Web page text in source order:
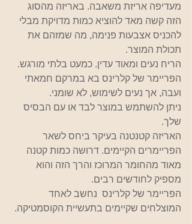
מעדיפה אריזת משאבה. באריזה מהסוג
הזה קשה מאד להוציא כמות מדויקת מבלי
להכניס אצבעות פנימה, מה שמזהם את
תכולת המוצר.
הריח נעים ומאוד עדין. כמעט בלתי מורגש.
הפריימר של קלרינס בא במרקם חמאתי
ועבה, אך נעים לשימוש, לא שומני.
ניתן להשתמש במוצר לבד או עם הבסיס
שלך.
האריזה קטנטנה בעיקר ביחס לשאר
הפריימרים הקיימים. דרושה כמות קטנה
מאוד מהחומר המרוכז והרך הזה והוא
מספיק לחודשים רבים.
הפריימר של קלרינס  נחשב לאחד
המוצלחים שקיימים בתעשיית הקוסמטיקה.